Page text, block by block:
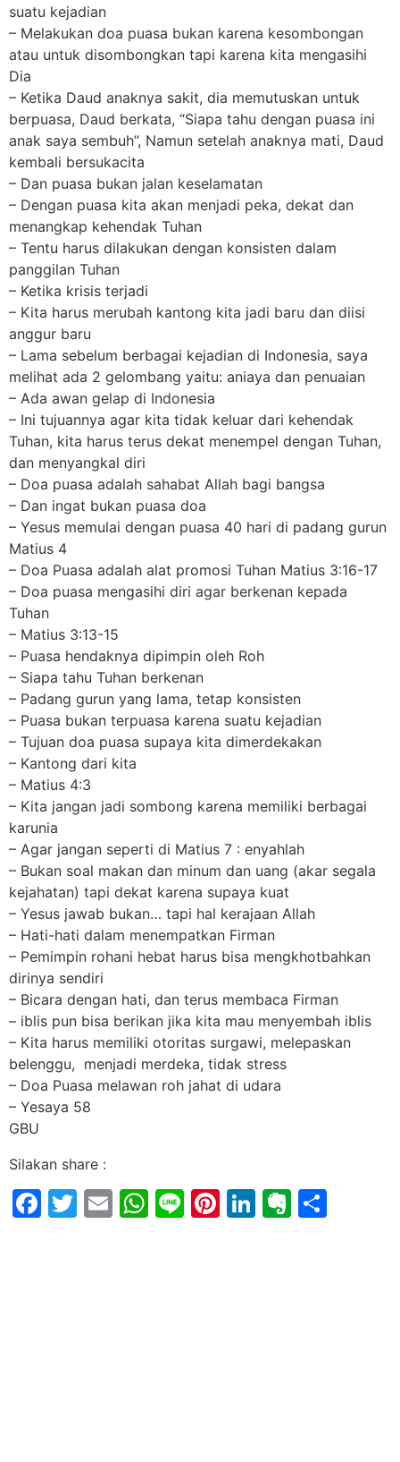
suatu kejadian
– Melakukan doa puasa bukan karena kesombongan
atau untuk disombongkan tapi karena kita mengasihi
Dia
– Ketika Daud anaknya sakit, dia memutuskan untuk
berpuasa, Daud berkata, “Siapa tahu dengan puasa ini
anak saya sembuh”, Namun setelah anaknya mati, Daud
kembali bersukacita
– Dan puasa bukan jalan keselamatan
– Dengan puasa kita akan menjadi peka, dekat dan
menangkap kehendak Tuhan
– Tentu harus dilakukan dengan konsisten dalam
panggilan Tuhan
– Ketika krisis terjadi
– Kita harus merubah kantong kita jadi baru dan diisi
anggur baru
– Lama sebelum berbagai kejadian di Indonesia, saya
melihat ada 2 gelombang yaitu: aniaya dan penuaian
– Ada awan gelap di Indonesia
– Ini tujuannya agar kita tidak keluar dari kehendak
Tuhan, kita harus terus dekat menempel dengan Tuhan,
dan menyangkal diri
– Doa puasa adalah sahabat Allah bagi bangsa
– Dan ingat bukan puasa doa
– Yesus memulai dengan puasa 40 hari di padang gurun
Matius 4
– Doa Puasa adalah alat promosi Tuhan Matius 3:16-17
– Doa puasa mengasihi diri agar berkenan kepada
Tuhan
– Matius 3:13-15
– Puasa hendaknya dipimpin oleh Roh
– Siapa tahu Tuhan berkenan
– Padang gurun yang lama, tetap konsisten
– Puasa bukan terpuasa karena suatu kejadian
– Tujuan doa puasa supaya kita dimerdekakan
– Kantong dari kita
– Matius 4:3
– Kita jangan jadi sombong karena memiliki berbagai
karunia
– Agar jangan seperti di Matius 7 : enyahlah
– Bukan soal makan dan minum dan uang (akar segala
kejahatan) tapi dekat karena supaya kuat
– Yesus jawab bukan… tapi hal kerajaan Allah
– Hati-hati dalam menempatkan Firman
– Pemimpin rohani hebat harus bisa mengkhotbahkan
dirinya sendiri
– Bicara dengan hati, dan terus membaca Firman
– iblis pun bisa berikan jika kita mau menyembah iblis
– Kita harus memiliki otoritas surgawi, melepaskan
belenggu, menjadi merdeka, tidak stress
– Doa Puasa melawan roh jahat di udara
– Yesaya 58
GBU
Silakan share :
Facebook
Twitter
EmailWhatsApp
LinePinterest
LinkedIn